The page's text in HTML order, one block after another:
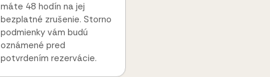
máte 48 hodín na jej
bezplatné zrušenie. Storno
podmienky vám budú
oznámené pred
potvrdením rezervácie.